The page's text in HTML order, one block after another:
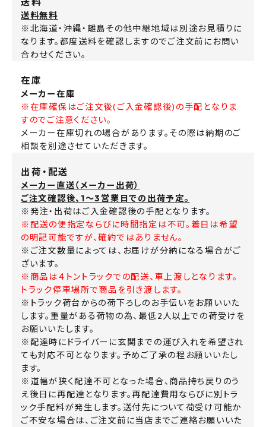
送料無料
※北海道・沖縄・離島その他中継地域は別途お見積りに
なります。都度送料を確認しますのでご注文前にお問い
合わせください。
在庫
メーカー在庫
※在庫確保はご注文後(ご入金確認後)の手配となりま
すのでご注意ください。
メーカー在庫切れの場合があります。その際は納期のご
相談を別途させていただきます。
出荷・配送
メーカー直送（メーカー出荷）
ご注文確認後、1～3営業日での出荷予定。
※発注・出荷はご入金確認後の手配となります。
※配送の便指定ならびに時間指定は不可。着日は希望
の明記可能ですが、確約ではありません。
※ご注文数量によっては、お届けが分納になる場合がご
ざいます。
※商品は４トントラックでの配送、車上渡しとなります。
トラック停車場所で商品を引き渡します。
※トラック荷台からの荷下ろしのお手伝いをお願いいた
します。重量がある荷物の為、最低2人以上での荷受けを
お願いいたします。
※配達時にドライバーに玄関までの運び入れを希望され
ても対応不可となります。予めご了承の程お願いいたし
ます。
※道幅が狭く配達不可となった場合、商品持ち戻りのう
え後日に再配達となります。再配達費用ならびに別トラ
ック手配料が発生します。送付先について荷受け可能か
ご不安な場合は、ご注文前に当店までご連絡お願いいた